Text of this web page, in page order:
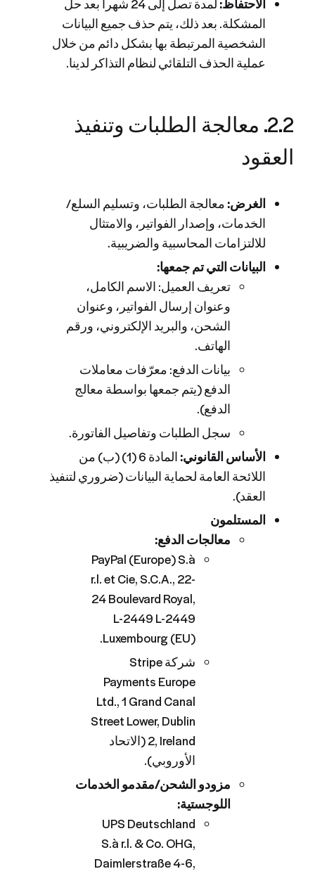
المشكلة. بعد ذلك، يتم حذف جميع البيانات
الشخصية المرتبطة بها بشكل دائم من خلال
عملية الحذف التلقائي لنظام التذاكر لدينا.
2.2. معالجة الطلبات وتنفيذ
العقود
الغرض: معالجة الطلبات، وتسليم السلع/
الخدمات، وإصدار الفواتير، والامتثال
للالتزامات المحاسبية والضريبية.
البيانات التي تم جمعها:
تعريف العميل: الاسم الكامل،
وعنوان إرسال الفواتير، وعنوان
الشحن، والبريد الإلكتروني، ورقم
الهاتف.
بيانات الدفع: معرّفات معاملات
الدفع (يتم جمعها بواسطة معالج
الدفع).
سجل الطلبات وتفاصيل الفاتورة.
الأساس القانوني:
المادة 6 (1) (ب) من
اللائحة العامة لحماية البيانات (ضروري لتنفيذ
العقد).
المستلمون
معالجات الدفع:
PayPal (Europe) S.à
r.l. et Cie, S.C.A., 22-
24 Boulevard Royal,
L-2449 L-2449
Luxembourg (EU).
شركة Stripe
Payments Europe
Ltd., 1 Grand Canal
Street Lower, Dublin
2, Ireland (الاتحاد
الأوروبي).
مزودو الشحن/مقدمو الخدمات
اللوجستية:
UPS Deutschland
S.à r.l. & Co. OHG,
Daimlerstraße 4-6,